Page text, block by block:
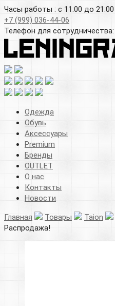
Часы работы : с 11:00 до 21:00
+7 (999) 036-44-06
Телефон для сотрудничества:
Одежда
Обувь
Аксессуары
Premium
Бренды
OUTLET
О нас
Контакты
Новости
Главная Товары Taion
Распродажа!